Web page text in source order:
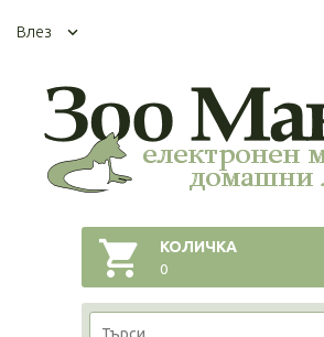
Влез
КОЛИЧКА
0